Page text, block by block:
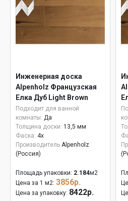
Инженерная доска
Alpenholz Французская
Елка Дуб Light Brown
Подходит для ванной
комнаты: Да
Толщина доски: 13,5 мм
Фаска: 4x
Производитель Alpenholz
(Россия)
Площадь упаковки: 2.184м2
Цена за 1 м2: 3856р.
Цена за упаковку: 8422р.